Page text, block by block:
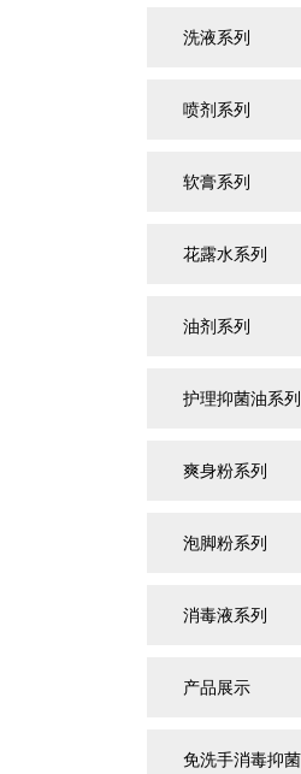
洗液系列
喷剂系列
软膏系列
花露水系列
油剂系列
护理抑菌油系列
爽身粉系列
泡脚粉系列
消毒液系列
产品展示